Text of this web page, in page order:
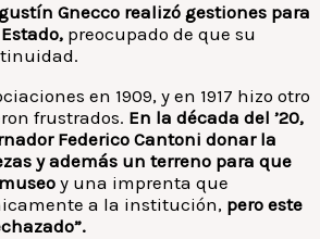
Gnecco realizó gestiones para
preocupado de que su
en 1909, y en 1917 hizo otro
frustrados. En la década del ’20,
Federico Cantoni donar la
y además un terreno para que
y una imprenta que
a la institución, pero este